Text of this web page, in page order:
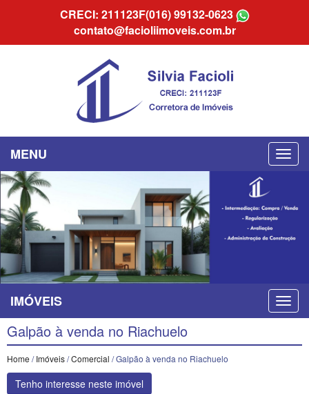
CRECI: 211123F(016) 99132-0623
contato@facioliimoveis.com.br
MENU
IMÓVEIS
Galpão à venda no Riachuelo
Home /Imóveis/Comercial / Galpão à venda no Riachuelo
Tenho interesse neste imóvel